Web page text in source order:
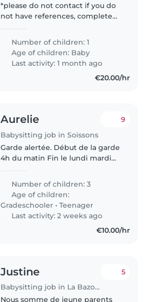
*please do not contact if you do
not have references, completed
experience in child care* Hello!
I'm a Mexican-American living in
Paris with my husband and..
Number of children: 1
Age of children: Baby
Last activity: 1 month ago
€20.00/hr
Aurelie
Babysitting job in Soissons
9
Garde alertée. Début de la garde
4h du matin Fin le lundi mardi
13h30
Number of children: 3
Age of children:
Gradeschooler •Teenager
Last activity: 2 weeks ago
€10.00/hr
Justine
Babysitting job in La Bazoche-Gouet
5
Nous somme de jeune parents